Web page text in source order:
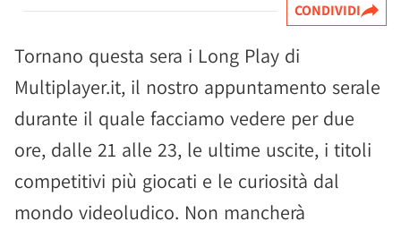
CONDIVIDI
Tornano questa sera i Long Play di
Multiplayer.it, il nostro appuntamento serale
durante il quale facciamo vedere per due
ore, dalle 21 alle 23, le ultime uscite, i titoli
competitivi più giocati e le curiosità dal
mondo videoludico. Non mancherà